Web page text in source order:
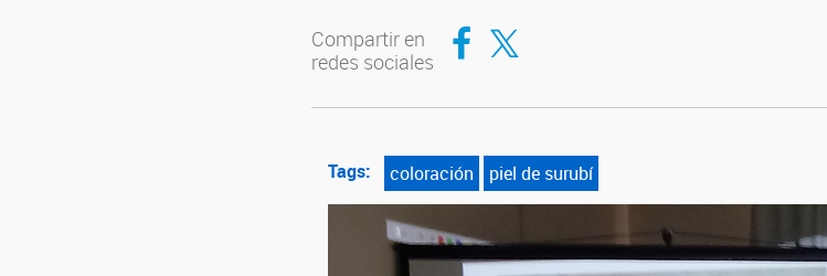
Compartir en
redes sociales
Compartir en Facebook
Compartir en Twitter
Tags: coloración piel de surubí